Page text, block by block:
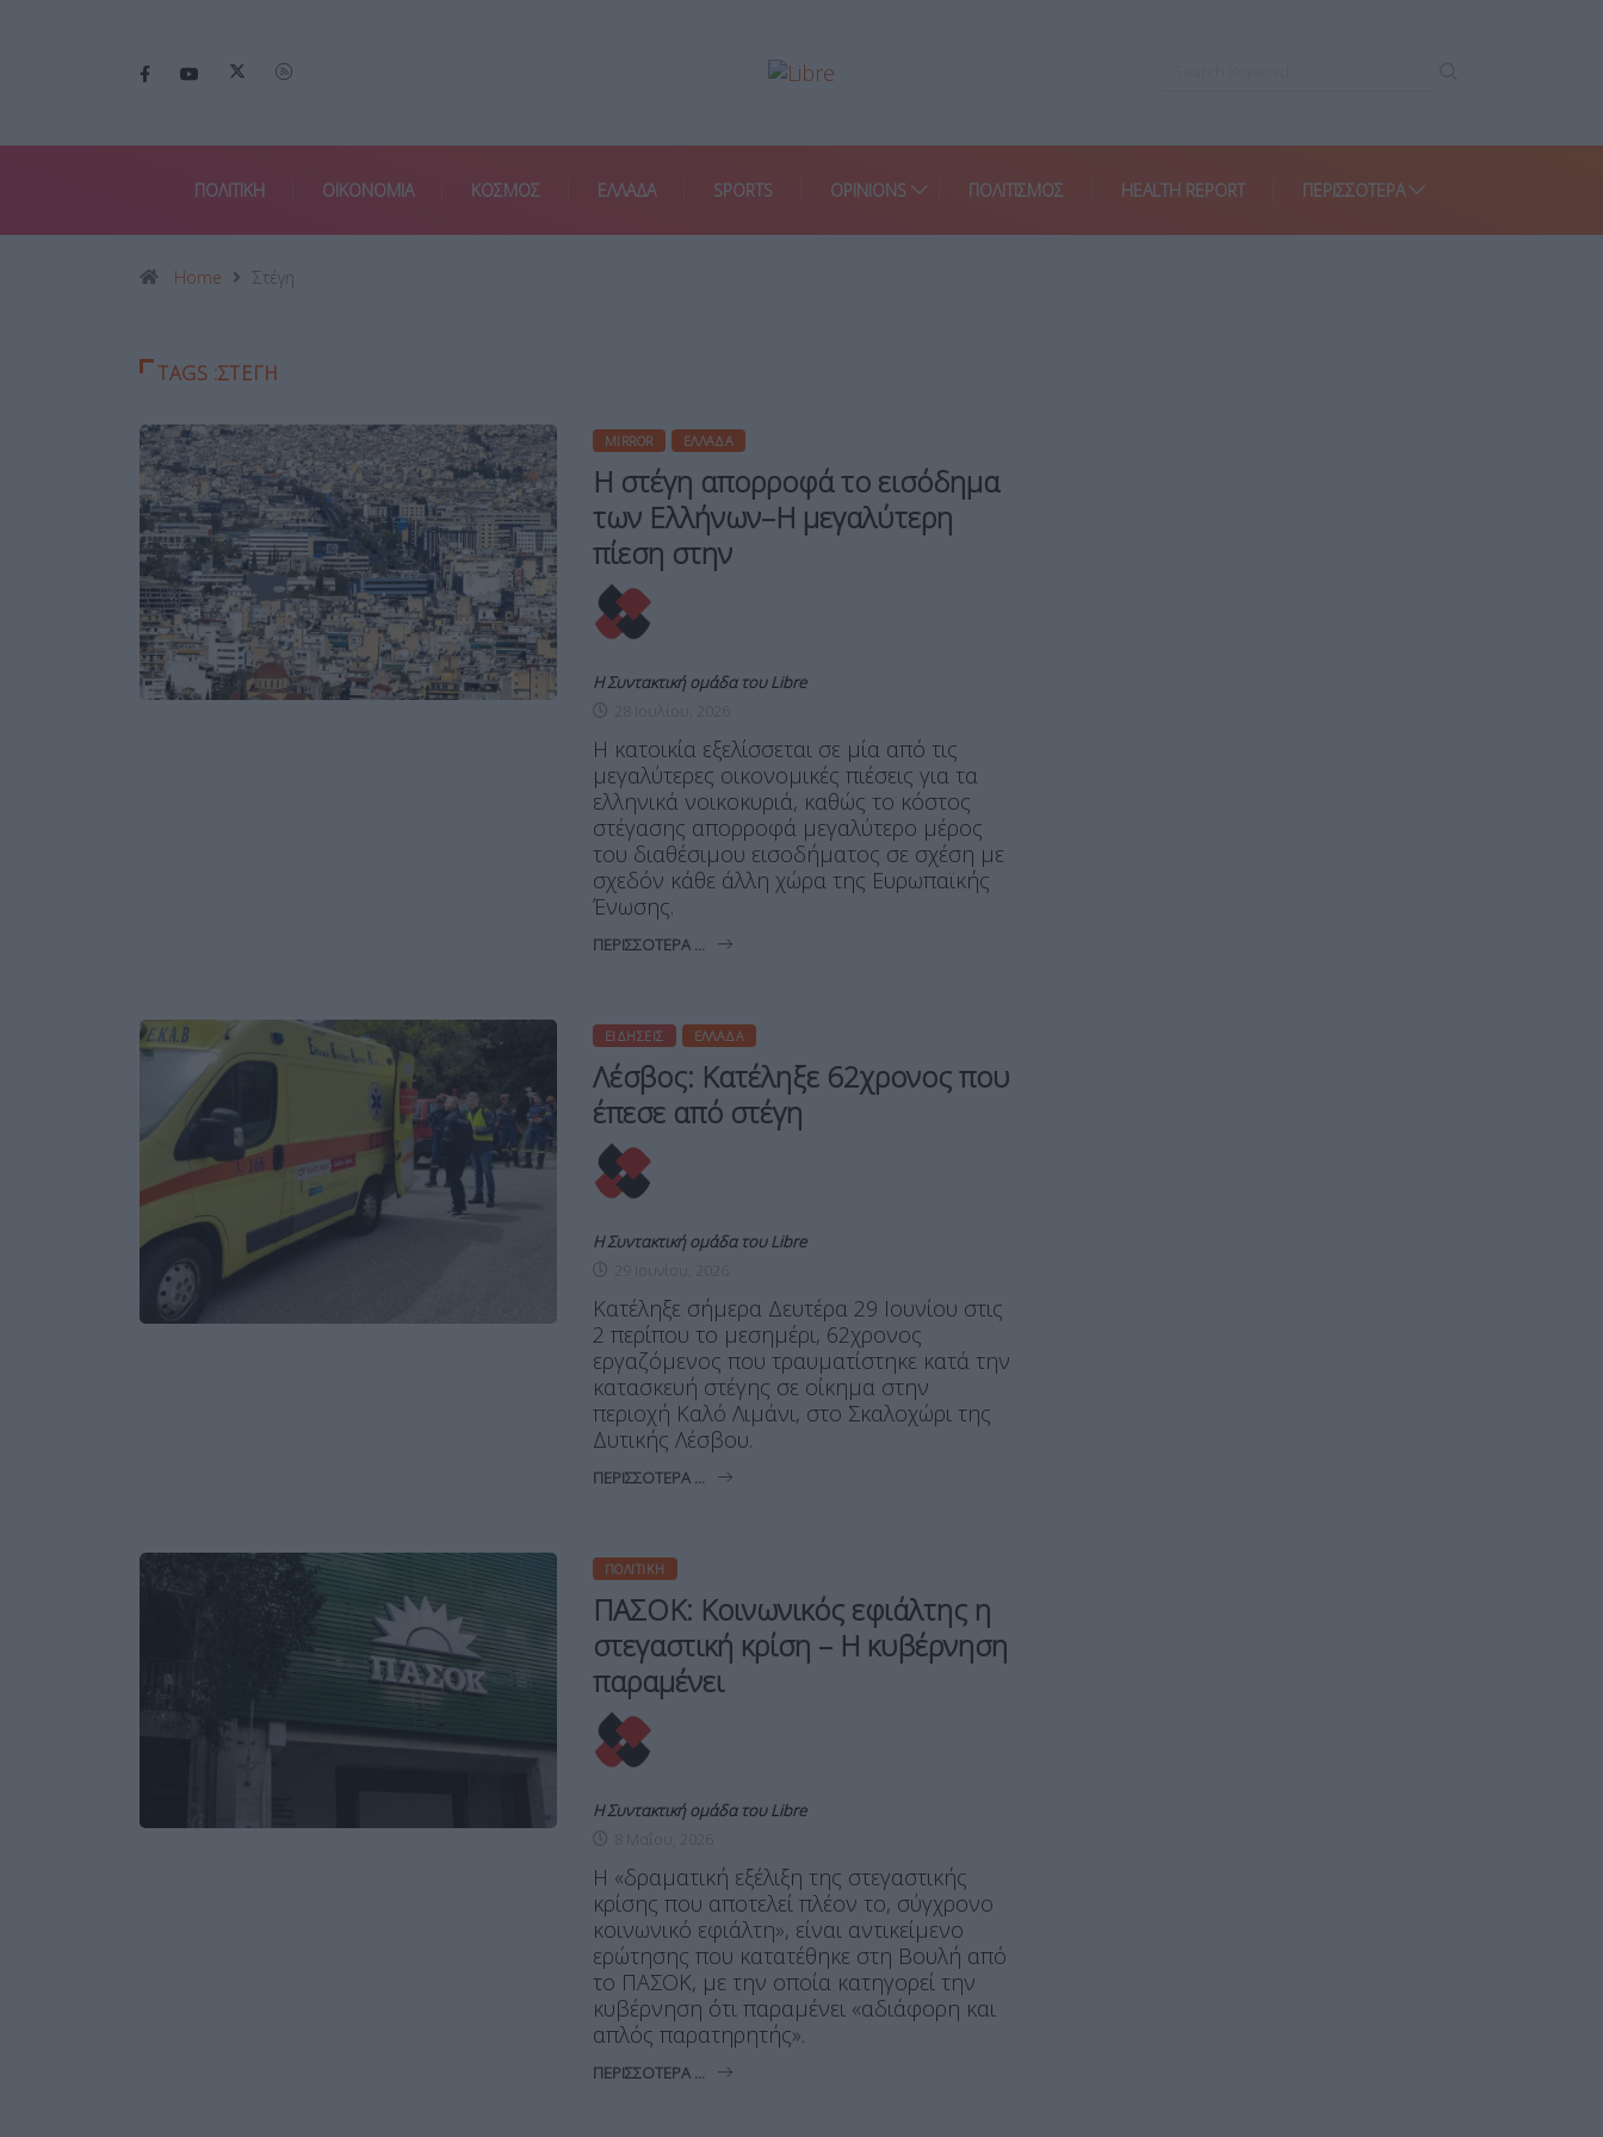
ΠΟΛΙΤΙΚΗ ΟΙΚΟΝΟΜΙΑ ΚΟΣΜΟΣ ΕΛΛΑΔΑ SPORTS OPINIONS ΠΟΛΙΤΙΣΜΟΣ HEALTH REPORT ΠΕΡΙΣΣΌΤΕΡΑ
Home Στέγη
TAGS :ΣΤΈΓΗ
MIRROR ΕΛΛΆΔΑ
Η στέγη απορροφά το εισόδημα
των Ελλήνων–Η μεγαλύτερη
πίεση στην
Η Συντακτική ομάδα του Libre
Η κατοικία εξελίσσεται σε μία από τις
μεγαλύτερες οικονομικές πιέσεις για τα
ελληνικά νοικοκυριά, καθώς το κόστος
στέγασης απορροφά μεγαλύτερο μέρος
του διαθέσιμου εισοδήματος σε σχέση με
σχεδόν κάθε άλλη χώρα της Ευρωπαϊκής
Ένωσης.
ΠΕΡΙΣΣΌΤΕΡΑ ...
ΕΙΔΉΣΕΙΣ ΕΛΛΆΔΑ
Λέσβος: Κατέληξε 62χρονος που
έπεσε από στέγη
Η Συντακτική ομάδα του Libre
Κατέληξε σήμερα Δευτέρα 29 Ιουνίου στις
2 περίπου το μεσημέρι, 62χρονος
εργαζόμενος που τραυματίστηκε κατά την
κατασκευή στέγης σε οίκημα στην
περιοχή Καλό Λιμάνι, στο Σκαλοχώρι της
Δυτικής Λέσβου.
ΠΕΡΙΣΣΌΤΕΡΑ ...
ΠΟΛΙΤΙΚΉ
ΠΑΣΟΚ: Κοινωνικός εφιάλτης η
στεγαστική κρίση – Η κυβέρνηση
παραμένει
Η Συντακτική ομάδα του Libre
Η «δραματική εξέλιξη της στεγαστικής
κρίσης που αποτελεί πλέον το, σύγχρονο
κοινωνικό εφιάλτη», είναι αντικείμενο
ερώτησης που κατατέθηκε στη Βουλή από
το ΠΑΣΟΚ, με την οποία κατηγορεί την
κυβέρνηση ότι παραμένει «αδιάφορη και
απλός παρατηρητής».
ΠΕΡΙΣΣΌΤΕΡΑ ...